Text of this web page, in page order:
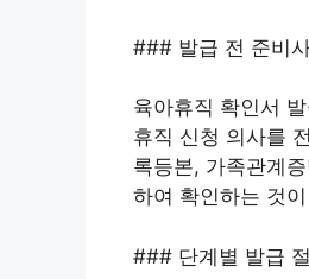
### 발급 전 준비
육아휴직 확인서
휴직 신청 의사를
록등본, 가족관계
하여 확인하는 것
### 단계별 발급